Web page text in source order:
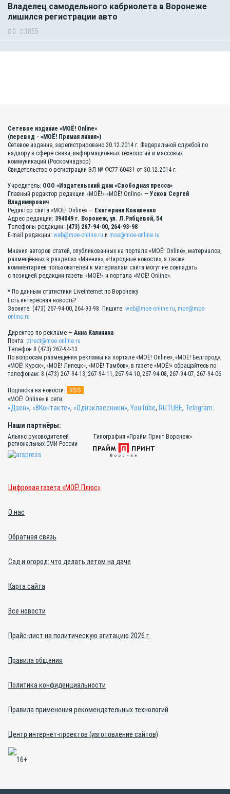
Владелец самодельного кабриолета в Воронеже
лишился регистрации авто
0 3855
Сетевое издание «МОЁ! Online»
(перевод - «МОЁ! Прямая линия»)
Сетевое издание, зарегистрировано 30.12.2014 г. Федеральной службой по
надзору в сфере связи, информационных технологий и массовых
коммуникаций (Роскомнадзор)
Свидетельство о регистрации ЭЛ № ФС77-60431 от 30.12.2014 г.
Учредитель: ООО «Издательский дом «Свободная пресса»
Главный редактор редакции «МОЁ!»-«МОЁ! Online» — Усков Сергей
Владимирович
Редактор сайта «МОЁ! Online» — Екатерина Коваленко
Адрес редакции: 394049 г. Воронеж, ул. Л.Рябцевой, 54
Телефоны редакции: (473) 267-94-00, 264-93-98
E-mail редакции: web@moe-online.ru и moe@moe-online.ru
Мнения авторов статей, опубликованных на портале «МОЁ! Online», материалов,
размещённых в разделах «Мнения», «Народные новости», а также
комментариев пользователей к материалам сайта могут не совпадать
с позицией редакции газеты «МОЁ!» и портала «МОЁ! Online».
* По данным статистики Liveinternet по Воронежу
Есть интересная новость?
Звоните: (473) 267-94-00, 264-93-98. Пишите: web@moe-online.ru, moe@moe-
online.ru
Директор по рекламе — Анна Калинина
Почта: direct@moe-online.ru
Телефон 8 (473) 267-94-13
По вопросам размещения рекламы на портале «МОЁ! Online», «МОЁ! Белгород»,
«МОЁ! Курск», «МОЁ! Липецк», «МОЁ! Тамбов», в газете «МОЁ!» обращайтесь по
телефонам: 8 (473) 267-94-13, 267-94-11, 267-94-10, 267-94-08, 267-94-07, 267-94-06
Подписка на новости: RSS
«МОЁ! Online» в сети:
«Дзен», «ВКонтакте», «Одноклассники», YouTube, RUTUBE, Telegram
Наши партнёры:
Альянс руководителей
региональных СМИ России
Типография «Прайм Принт Воронеж»
Цифровая газета «МОЁ! Плюс»
О нас
Обратная связь
Сад и огород: что делать летом на даче
Карта сайта
Все новости
Прайс-лист на политическую агитацию 2026 г.
Правила общения
Политика конфиденциальности
Правила применения рекомендательных технологий
Центр интернет-проектов (изготовление сайтов)